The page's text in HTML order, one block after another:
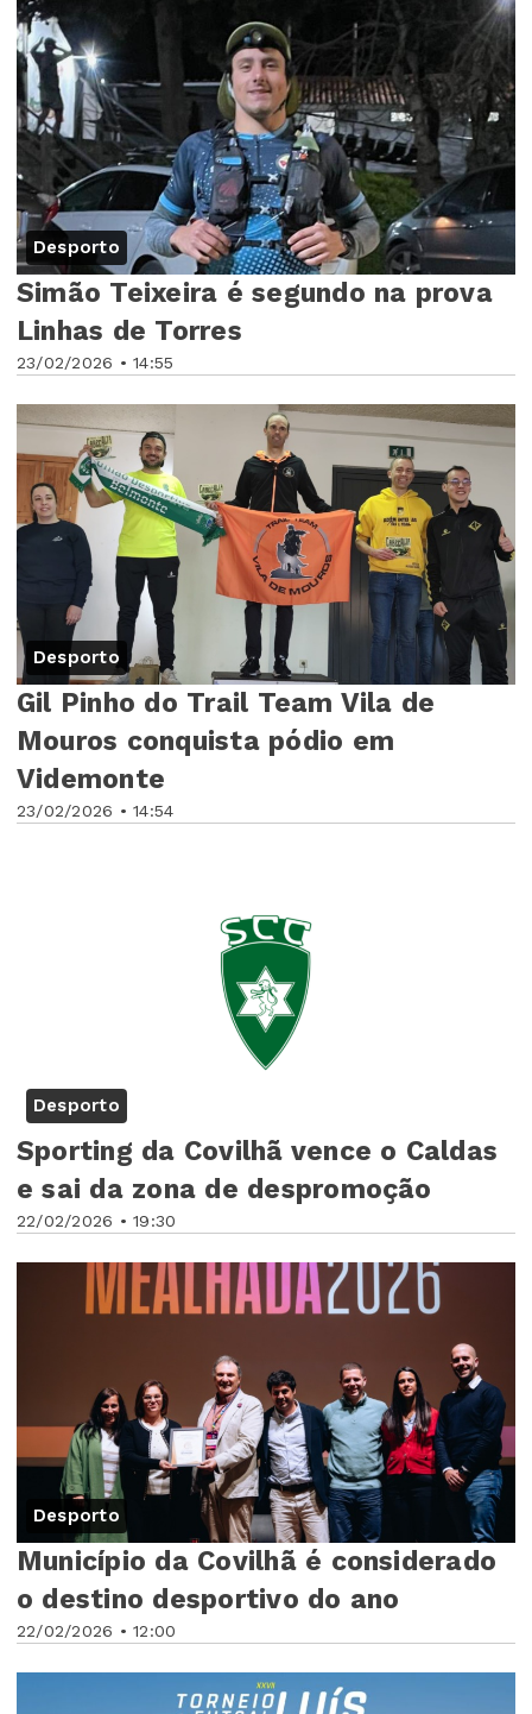
Desporto
23/02/2026 • 14:55
Simão Teixeira é segundo na prova
Linhas de Torres
Desporto
23/02/2026 • 14:54
Gil Pinho do Trail Team Vila de
Mouros conquista pódio em
Videmonte
Desporto
22/02/2026 • 19:30
Sporting da Covilhã vence o Caldas
e sai da zona de despromoção
Desporto
22/02/2026 • 12:00
Município da Covilhã é considerado
o destino desportivo do ano